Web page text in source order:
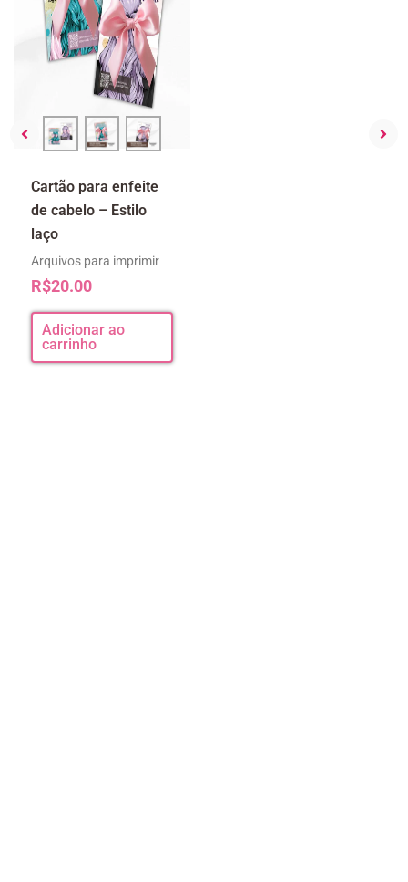
Cartão para enfeite
de cabelo – Estilo
laço
Arquivos para imprimir
R$20.00
Adicionar ao
carrinho